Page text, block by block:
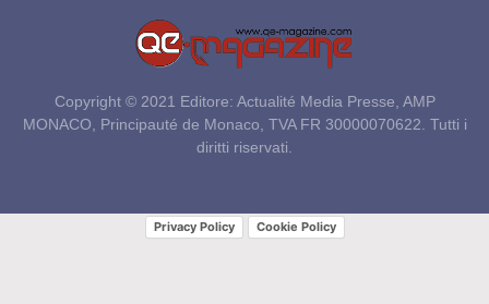
Copyright © 2021 Editore: Actualité Media Presse, AMP
MONACO, Principauté de Monaco, TVA FR 30000070622. Tutti i
diritti riservati.
Privacy Policy Cookie Policy